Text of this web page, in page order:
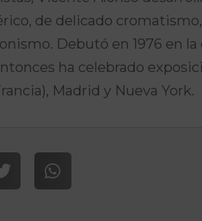
de delicado
Debutó en 1976 en la
ha celebrado
Madrid y Nueva York.